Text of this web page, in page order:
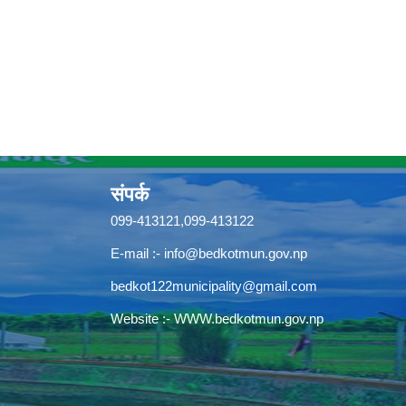
संपर्क
099-413121,099-413122
E-mail :- info@bedkotmun.gov.np
bedkot122municipality@gmail.com
Website :- WWW.bedkotmun.gov.np